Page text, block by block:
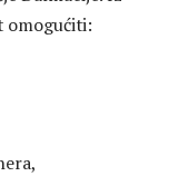
omogućiti: